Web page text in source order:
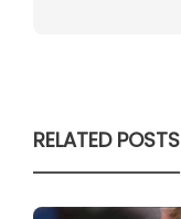
RELATED POSTS